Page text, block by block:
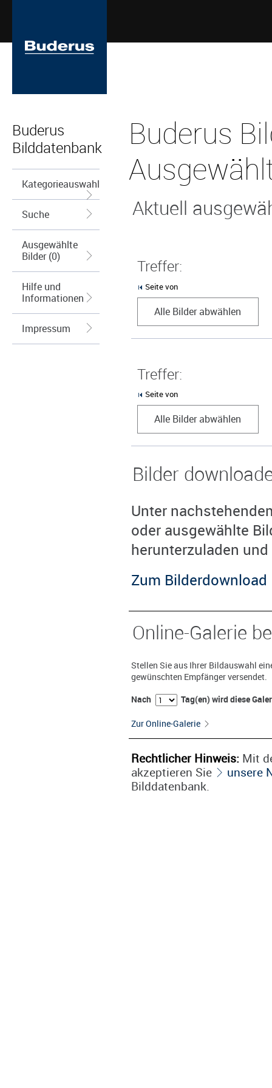
Buderus
Bilddatenbank
Kategorieauswahl
Suche
Ausgewählte
Bilder (0)
Hilfe und
Informationen
Impressum
Buderus
Aktuell
Treffer:
Seite von
Alle Bilder abwählen
Treffer:
Seite von
Alle Bilder abwählen
Bilder
Unter
oder ausgewählte
herunterzuladen
Zum Bilderdownload
Online-Galerie
Stellen Sie aus Ihrer Bildauswahl
gewünschten Empfänger versendet.
Nach
Tag(en) wird diese
Zur Online-Galerie
Rechtlicher Hinweis: Mit
akzeptieren Sie
unsere
Bilddatenbank.